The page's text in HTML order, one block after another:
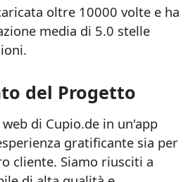
oltre 10000 volte e ha
media di 5.0 stelle
del Progetto
di Cupio.de in un'app
gratificante sia per
cliente. Siamo riusciti a